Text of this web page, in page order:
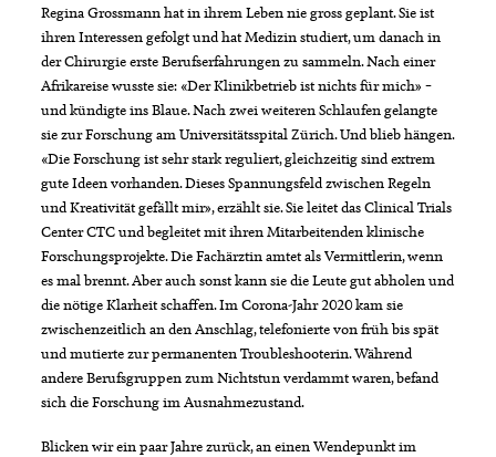
Regina Grossmann hat in ihrem Leben nie gross geplant. Sie ist
ihren Interessen gefolgt und hat Medizin studiert, um danach in
der Chirurgie erste Berufserfahrungen zu sammeln. Nach einer
Afrikareise wusste sie: «Der Klinikbetrieb ist nichts für mich» –
und kündigte ins Blaue. Nach zwei weiteren Schlaufen gelangte
sie zur Forschung am Universitätsspital Zürich. Und blieb hängen.
«Die Forschung ist sehr stark reguliert, gleichzeitig sind extrem
gute Ideen vorhanden. Dieses Spannungsfeld zwischen Regeln
und Kreativität gefällt mir», erzählt sie. Sie leitet das Clinical Trials
Center CTC und begleitet mit ihren Mitarbeitenden klinische
Forschungsprojekte. Die Fachärztin amtet als Vermittlerin, wenn
es mal brennt. Aber auch sonst kann sie die Leute gut abholen und
die nötige Klarheit schaffen. Im Corona-Jahr 2020 kam sie
zwischenzeitlich an den Anschlag, telefonierte von früh bis spät
und mutierte zur permanenten Troubleshooterin. Während
andere Berufsgruppen zum Nichtstun verdammt waren, befand
sich die Forschung im Ausnahmezustand.
Blicken wir ein paar Jahre zurück, an einen Wendepunkt im